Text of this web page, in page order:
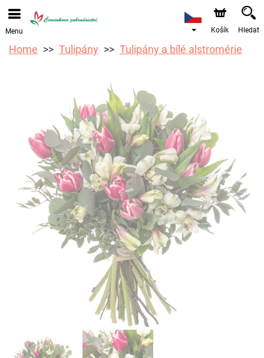
Objednávky přes e-shop přijímáme. Nejbližší možné
doručení je od 12.8.2026 z důvodu dovolené.
Menu Košík Hledat
Home Tulipány Tulipány a bílé alstromérie